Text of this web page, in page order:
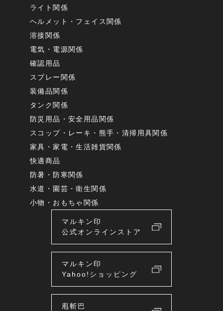
ライト関係
ヘルメット・フェイス関係
溶接関係
電気・電源関係
確認用品
スプレー関係
装備品関係
タンク関係
防災用品・安全用品関係
スコップ・レーキ・熊手・清掃用具関係
家具・家電・生活雑貨関係
快適商品
防暑・防寒関係
水道・園芸・衛生関係
小物・おもちゃ関係
マルキン印
公式オンラインストア
マルキン印
Yahoo!ショッピング
庖斬巴